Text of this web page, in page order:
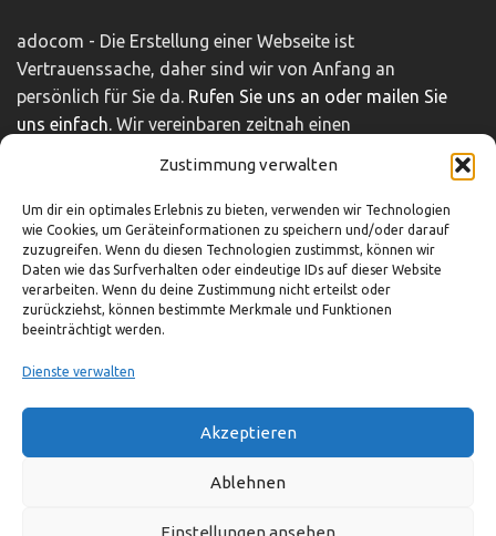
Zustimmung verwalten
Um dir ein optimales Erlebnis zu bieten, verwenden wir Technologien
wie Cookies, um Geräteinformationen zu speichern und/oder darauf
zuzugreifen. Wenn du diesen Technologien zustimmst, können wir
Daten wie das Surfverhalten oder eindeutige IDs auf dieser Website
verarbeiten. Wenn du deine Zustimmung nicht erteilst oder
zurückziehst, können bestimmte Merkmale und Funktionen
beeinträchtigt werden.
Dienste verwalten
Akzeptieren
Ablehnen
Einstellungen ansehen
adocom - Die Erstellung einer Webseite ist
Vertrauenssache, daher sind wir von Anfang an
persönlich für Sie da. Rufen Sie uns an oder mailen Sie
uns einfach. Wir vereinbaren zeitnah einen
Impressum|Disclaimer |Datenschutz
So können Sie uns erreichen